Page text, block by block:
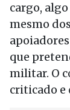
cargo,
mesmo
que
militar. O
criticado e